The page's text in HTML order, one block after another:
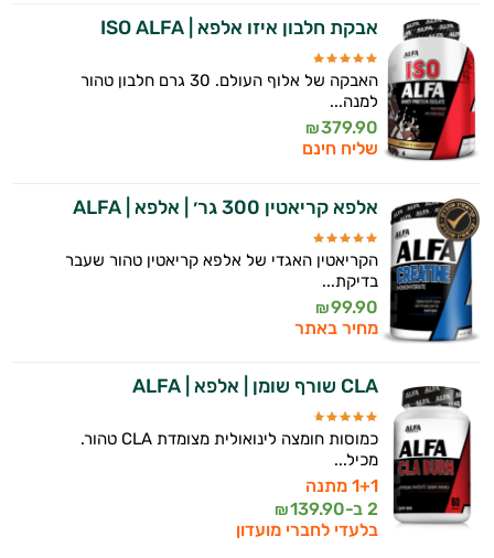
אבקת חלבון איזו אלפא | ISO ALFA
האבקה של אלוף העולם. 30 גרם חלבון טהור
למנה...
379.90
₪
שליח חינם
אלפא קריאטין 300 גר׳ | אלפא | ALFA
הקריאטין האגדי של אלפא קריאטין טהור שעבר
בדיקת...
99.90
₪
מחיר באתר
CLA שורף שומן | אלפא | ALFA
כמוסות חומצה לינואולית מצומדת CLA טהור.
מכיל...
1+1 מתנה
2 ב-
139.90
₪
בלעדי לחברי מועדון